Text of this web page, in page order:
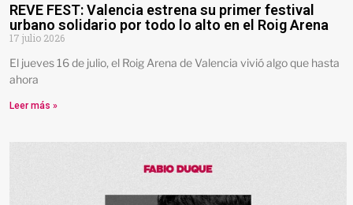
REVE FEST: Valencia estrena su primer festival
urbano solidario por todo lo alto en el Roig Arena
17 julio 2026
El jueves 16 de julio, el Roig Arena de Valencia vivió algo que hasta
ahora
Leer más »